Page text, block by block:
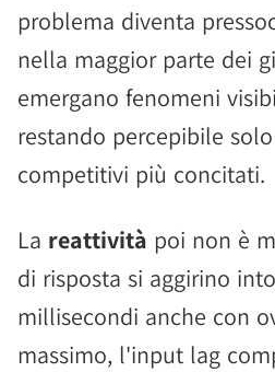
problema diventa
nella maggior parte dei
emergano fenomeni
restando percepibile
competitivi più concitati.
La reattività poi non è
di risposta si aggirino
millisecondi anche con
massimo, l'input lag